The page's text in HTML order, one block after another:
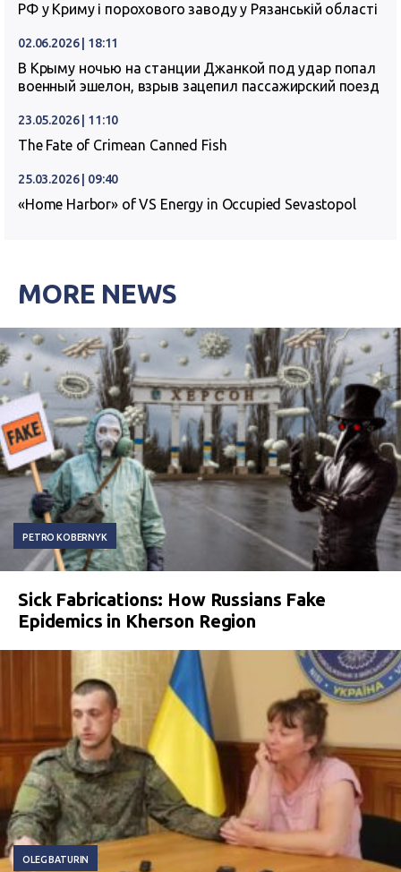
РФ у Криму і порохового заводу у Рязанській області
02.06.2026 | 18:11
В Крыму ночью на станции Джанкой под удар попал
военный эшелон, взрыв зацепил пассажирский поезд
23.05.2026 | 11:10
The Fate of Crimean Canned Fish
25.03.2026 | 09:40
«Home Harbor» of VS Energy in Occupied Sevastopol
MORE NEWS
PETRO KOBERNYK
Sick Fabrications: How Russians Fake
Epidemics in Kherson Region
OLEG BATURIN